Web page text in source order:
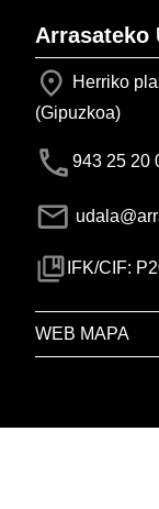
Arrasateko
Herriko
(Gipuzkoa)
943 25 20
IFK/CIF:
WEB MAPA